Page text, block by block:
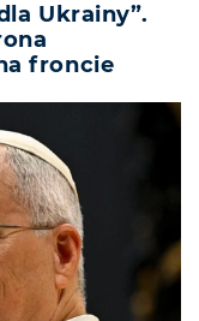
Ukrainy”.
froncie